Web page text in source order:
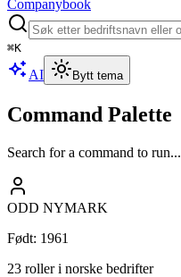
Companybook
⌘K
AI Bytt tema
Command Palette
Search for a command to run...
ODD NYMARK
Født: 1961
23 roller i norske bedrifter